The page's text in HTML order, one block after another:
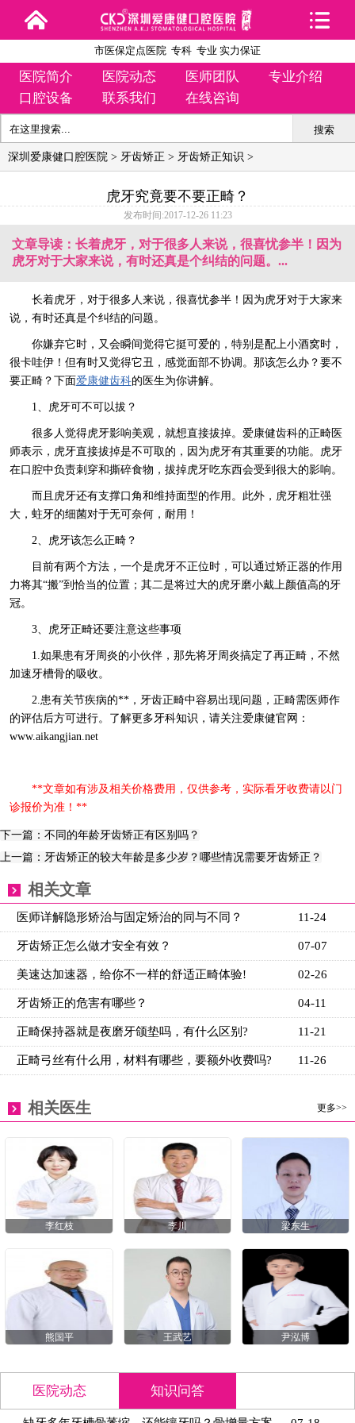
市医保定点医院 专科 专业 实力保证
医院简介 医院动态 医师团队
专业介绍
口腔设备
联系我们 在线咨询
搜索
深圳爱康健口腔医院 > 牙齿矫正 > 牙齿矫正知识 >
虎牙究竟要不要正畸？
发布时间:2017-12-26 11:23
文章导读：长着虎牙，对于很多人来说，很喜忧参半！因为
虎牙对于大家来说，有时还真是个纠结的问题。...
长着虎牙，对于很多人来说，很喜忧参半！因为虎牙对于大家来
说，有时还真是个纠结的问题。
你嫌弃它时，又会瞬间觉得它挺可爱的，特别是配上小酒窝时，
很卡哇伊！但有时又觉得它丑，感觉面部不协调。那该怎么办？要不
要正畸？下面爱康健齿科的医生为你讲解。
1、虎牙可不可以拔？
很多人觉得虎牙影响美观，就想直接拔掉。爱康健齿科的正畸医
师表示，虎牙直接拔掉是不可取的，因为虎牙有其重要的功能。虎牙
在口腔中负责刺穿和撕碎食物，拔掉虎牙吃东西会受到很大的影响。
而且虎牙还有支撑口角和维持面型的作用。此外，虎牙粗壮强
大，蛀牙的细菌对于无可奈何，耐用！
2、虎牙该怎么正畸？
目前有两个方法，一个是虎牙不正位时，可以通过矫正器的作用
力将其“搬”到恰当的位置；其二是将过大的虎牙磨小戴上颜值高的牙
冠。
3、虎牙正畸还要注意这些事项
1.如果患有牙周炎的小伙伴，那先将牙周炎搞定了再正畸，不然
加速牙槽骨的吸收。
2.患有关节疾病的**，牙齿正畸中容易出现问题，正畸需医师作
的评估后方可进行。了解更多牙科知识，请关注爱康健官网：
www.aikangjian.net
**文章如有涉及相关价格费用，仅供参考，实际看牙收费请以门
诊报价为准！**
下一篇：不同的年龄牙齿矫正有区别吗？
上一篇：牙齿矫正的较大年龄是多少岁？哪些情况需要牙齿矫正？
相关文章
11-24
医师详解隐形矫治与固定矫治的同与不同？
07-07
牙齿矫正怎么做才安全有效？
02-26
美速达加速器，给你不一样的舒适正畸体验!
04-11
牙齿矫正的危害有哪些？
11-21
正畸保持器就是夜磨牙颌垫吗，有什么区别?
11-26
正畸弓丝有什么用，材料有哪些，要额外收费吗?
更多>>
相关医生
李红枝 李川 梁东生
熊国平 王武艺 尹泓博
医院动态 知识问答